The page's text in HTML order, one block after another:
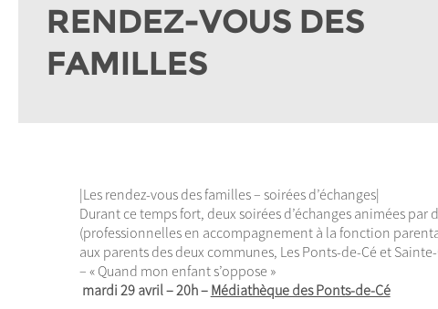
RENDEZ-VOUS DES
FAMILLES
|Les rendez-vous des familles – soirées d’échanges|
Durant ce temps fort, deux soirées d’échanges animées par
(professionnelles en accompagnement à la fonction
aux parents des deux communes, Les Ponts-de-Cé et
– « Quand mon enfant s’oppose »
mardi 29 avril – 20h – Médiathèque des Ponts-de-Cé